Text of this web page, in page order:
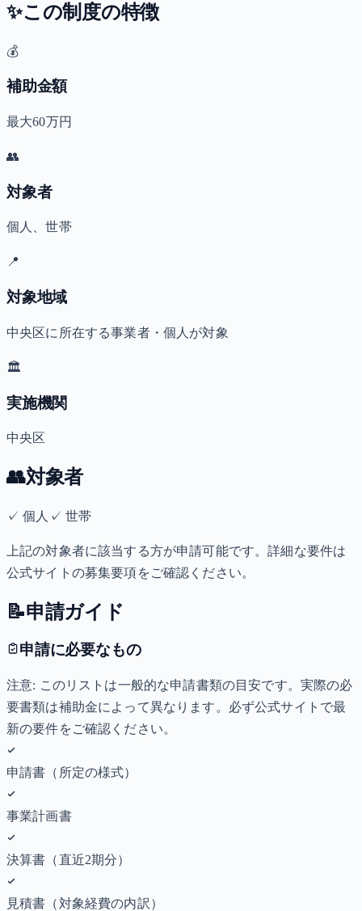
✨この制度の特徴
💰
補助金額
最大60万円
👥
対象者
個人、世帯
📍
対象地域
中央区に所在する事業者・個人が対象
🏛️
実施機関
中央区
👥対象者
✓個人 ✓ 世帯
上記の対象者に該当する方が申請可能です。詳細な要件は
公式サイトの募集要項をご確認ください。
📝申請ガイド
申請に必要なもの
注意: このリストは一般的な申請書類の目安です。実際の必
要書類は補助金によって異なります。必ず公式サイトで最
新の要件をご確認ください。
申請書（所定の様式）
事業計画書
決算書（直近2期分）
見積書（対象経費の内訳）